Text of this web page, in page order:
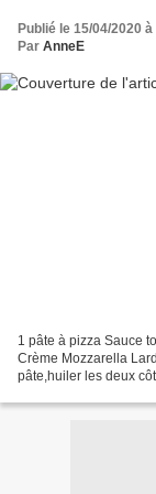
Publié le 15/04/2020 à
Par AnneE
1 pâte à pizza Sauce
Crème Mozzarella
pâte,huiler les deux